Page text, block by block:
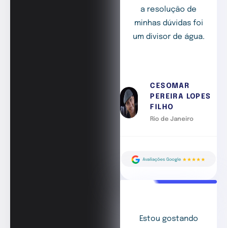
a resolução de
minhas dúvidas foi
um divisor de água.
CESOMAR
PEREIRA LOPES
FILHO
Rio de Janeiro
Estou gostando